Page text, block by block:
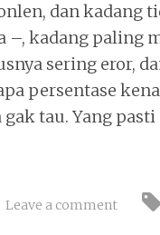
dan kadang
kadang paling
sering eror,
persentase
tau. Yang
Leave a comment